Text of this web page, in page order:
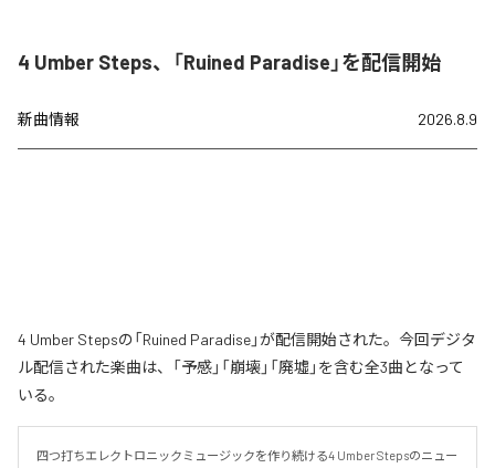
4 Umber Steps、「Ruined Paradise」を配信開始
新曲情報 2026.8.9
4 Umber Stepsの「Ruined Paradise」が配信開始された。今回デジタ
ル配信された楽曲は、「予感」「崩壊」「廃墟」を含む全3曲となって
いる。
四つ打ちエレクトロニックミュージックを作り続ける4 Umber Stepsのニュー